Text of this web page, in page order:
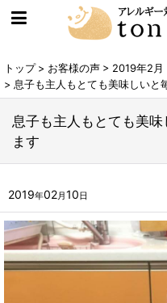
トップ > お客様の声 > 2019年2月
> 息子も主人もとても美味しいと
息子も主人もとても美
ます
2019年02月 10 日